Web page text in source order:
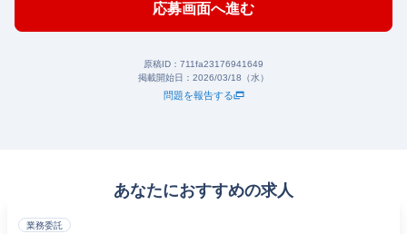
応募画面へ進む
原稿ID： 711fa23176941649
掲載開始日： 2026/03/18（水）
問題を報告する
あなたにおすすめの求人
業務委託